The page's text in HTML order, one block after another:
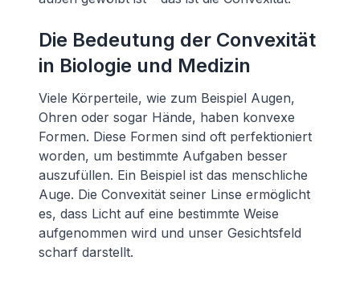
Die Bedeutung der Convexität
in Biologie und Medizin
Viele Körperteile, wie zum Beispiel Augen,
Ohren oder sogar Hände, haben konvexe
Formen. Diese Formen sind oft perfektioniert
worden, um bestimmte Aufgaben besser
auszufüllen. Ein Beispiel ist das menschliche
Auge. Die Convexität seiner Linse ermöglicht
es, dass Licht auf eine bestimmte Weise
aufgenommen wird und unser Gesichtsfeld
scharf darstellt.